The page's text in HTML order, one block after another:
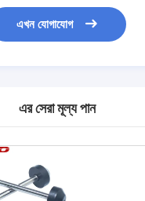
এখন যোগাযোগ
এর সেরা মূল্য পান